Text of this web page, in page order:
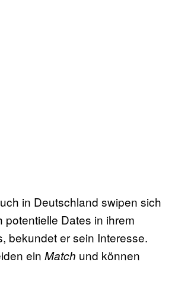
in Deutschland swipen sich
Dates in ihrem
bekundet er sein Interesse.
ein Match und können